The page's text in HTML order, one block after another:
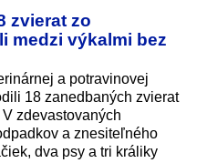
zvierat zo
medzi výkalmi bez
a potravinovej
18 zanedbaných zvierat
zdevastovaných
a znesiteľného
dva psy a tri králiky